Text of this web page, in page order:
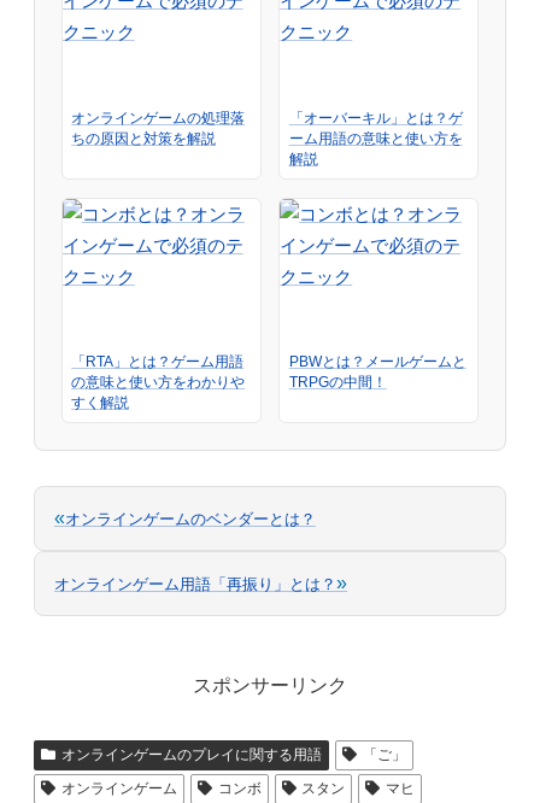
オンラインゲームの処理落
ちの原因と対策を解説
「オーバーキル」とは？ゲ
ーム用語の意味と使い方を
解説
「RTA」とは？ゲーム用語
の意味と使い方をわかりや
すく解説
PBWとは？メールゲームと
TRPGの中間！
«オンラインゲームのベンダーとは？
オンラインゲーム用語「再振り」とは？ »
スポンサーリンク
オンラインゲームのプレイに関する用語
「ご」
オンラインゲーム
コンボ スタン
マヒ